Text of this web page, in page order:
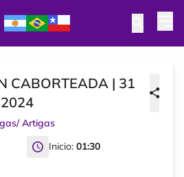
CABORTEADA | 31
/Artigas
Inicio: 01:30